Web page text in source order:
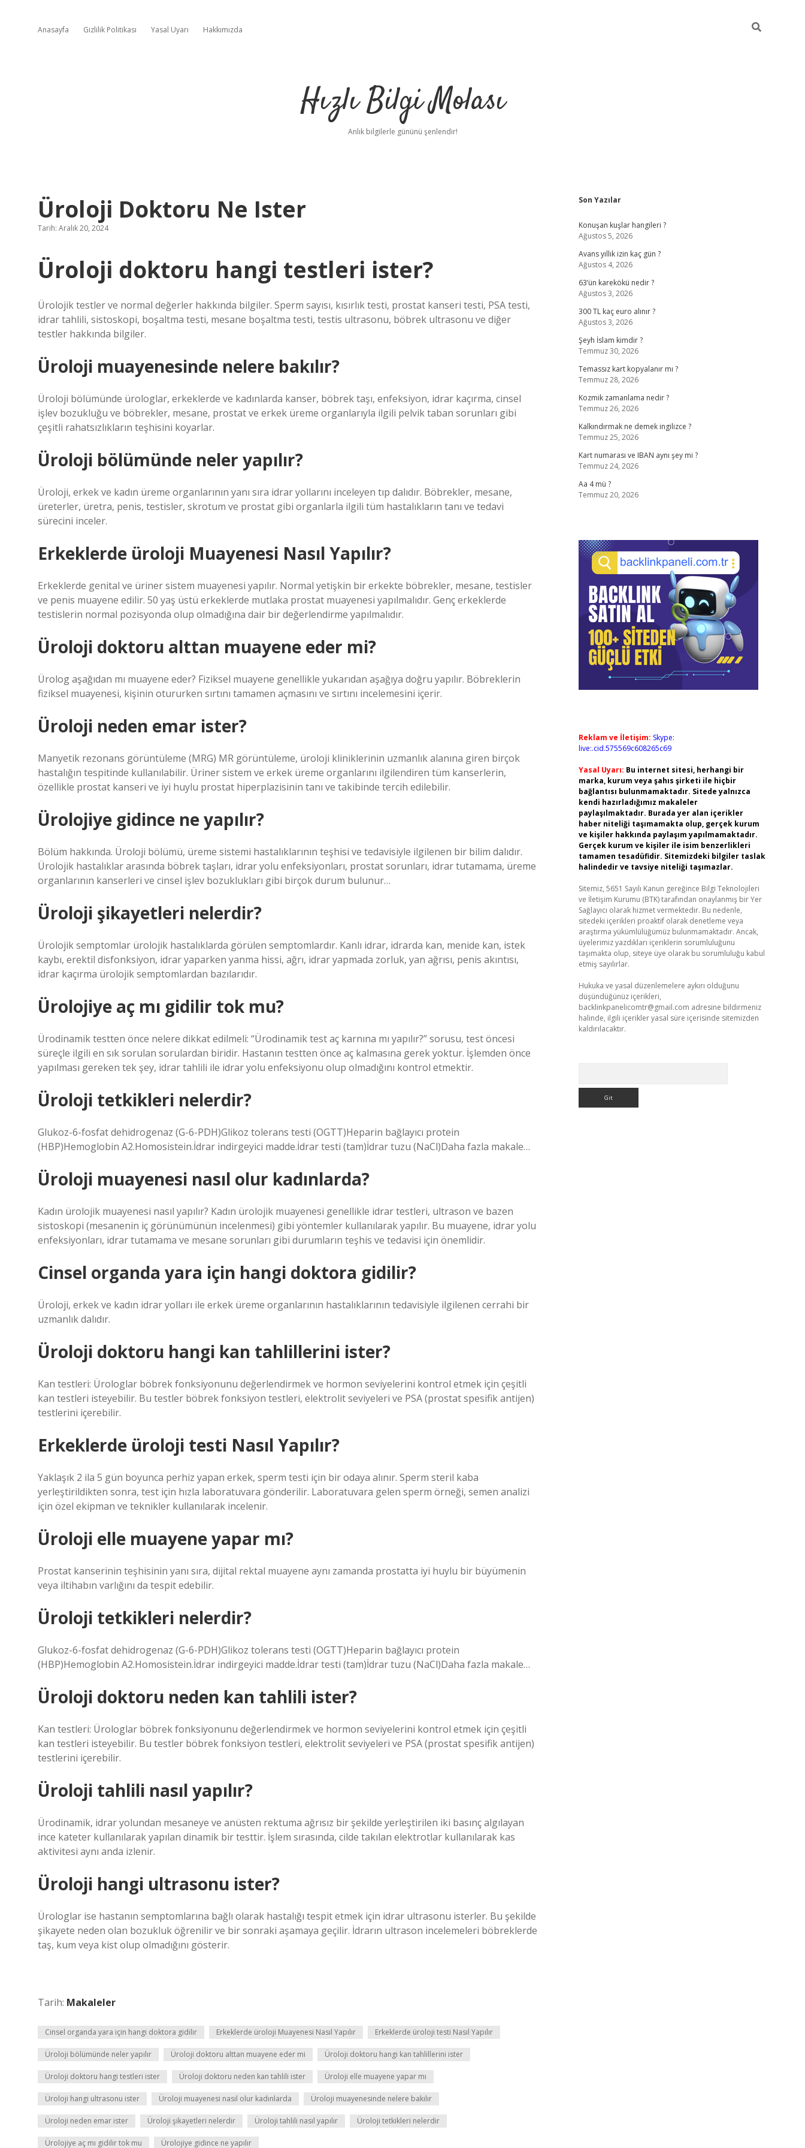
Anasayfa Gizlilik Politikası Yasal Uyarı Hakkımızda
Hızlı Bilgi Molası
Anlık bilgilerle gününü şenlendir!
Üroloji Doktoru Ne Ister
Tarih: Aralık 20, 2024
Üroloji doktoru hangi testleri ister?
Ürolojik testler ve normal değerler hakkında bilgiler. Sperm sayısı, kısırlık testi, prostat kanseri testi, PSA testi,
idrar tahlili, sistoskopi, boşaltma testi, mesane boşaltma testi, testis ultrasonu, böbrek ultrasonu ve diğer
testler hakkında bilgiler.
Üroloji muayenesinde nelere bakılır?
Üroloji bölümünde ürologlar, erkeklerde ve kadınlarda kanser, böbrek taşı, enfeksiyon, idrar kaçırma, cinsel
işlev bozukluğu ve böbrekler, mesane, prostat ve erkek üreme organlarıyla ilgili pelvik taban sorunları gibi
çeşitli rahatsızlıkların teşhisini koyarlar.
Üroloji bölümünde neler yapılır?
Üroloji, erkek ve kadın üreme organlarının yanı sıra idrar yollarını inceleyen tıp dalıdır. Böbrekler, mesane,
üreterler, üretra, penis, testisler, skrotum ve prostat gibi organlarla ilgili tüm hastalıkların tanı ve tedavi
sürecini inceler.
Erkeklerde üroloji Muayenesi Nasıl Yapılır?
Erkeklerde genital ve üriner sistem muayenesi yapılır. Normal yetişkin bir erkekte böbrekler, mesane, testisler
ve penis muayene edilir. 50 yaş üstü erkeklerde mutlaka prostat muayenesi yapılmalıdır. Genç erkeklerde
testislerin normal pozisyonda olup olmadığına dair bir değerlendirme yapılmalıdır.
Üroloji doktoru alttan muayene eder mi?
Ürolog aşağıdan mı muayene eder? Fiziksel muayene genellikle yukarıdan aşağıya doğru yapılır. Böbreklerin
fiziksel muayenesi, kişinin otururken sırtını tamamen açmasını ve sırtını incelemesini içerir.
Üroloji neden emar ister?
Manyetik rezonans görüntüleme (MRG) MR görüntüleme, üroloji kliniklerinin uzmanlık alanına giren birçok
hastalığın tespitinde kullanılabilir. Üriner sistem ve erkek üreme organlarını ilgilendiren tüm kanserlerin,
özellikle prostat kanseri ve iyi huylu prostat hiperplazisinin tanı ve takibinde tercih edilebilir.
Ürolojiye gidince ne yapılır?
Bölüm hakkında. Üroloji bölümü, üreme sistemi hastalıklarının teşhisi ve tedavisiyle ilgilenen bir bilim dalıdır.
Ürolojik hastalıklar arasında böbrek taşları, idrar yolu enfeksiyonları, prostat sorunları, idrar tutamama, üreme
organlarının kanserleri ve cinsel işlev bozuklukları gibi birçok durum bulunur…
Üroloji şikayetleri nelerdir?
Ürolojik semptomlar ürolojik hastalıklarda görülen semptomlardır. Kanlı idrar, idrarda kan, menide kan, istek
kaybı, erektil disfonksiyon, idrar yaparken yanma hissi, ağrı, idrar yapmada zorluk, yan ağrısı, penis akıntısı,
idrar kaçırma ürolojik semptomlardan bazılarıdır.
Ürolojiye aç mı gidilir tok mu?
Ürodinamik testten önce nelere dikkat edilmeli: “Ürodinamik test aç karnına mı yapılır?” sorusu, test öncesi
süreçle ilgili en sık sorulan sorulardan biridir. Hastanın testten önce aç kalmasına gerek yoktur. İşlemden önce
yapılması gereken tek şey, idrar tahlili ile idrar yolu enfeksiyonu olup olmadığını kontrol etmektir.
Üroloji tetkikleri nelerdir?
Glukoz-6-fosfat dehidrogenaz (G-6-PDH)Glikoz tolerans testi (OGTT)Heparin bağlayıcı protein
(HBP)Hemoglobin A2.Homosistein.İdrar indirgeyici madde.İdrar testi (tam)İdrar tuzu (NaCl)Daha fazla makale…
Üroloji muayenesi nasıl olur kadınlarda?
Kadın ürolojik muayenesi nasıl yapılır? Kadın ürolojik muayenesi genellikle idrar testleri, ultrason ve bazen
sistoskopi (mesanenin iç görünümünün incelenmesi) gibi yöntemler kullanılarak yapılır. Bu muayene, idrar yolu
enfeksiyonları, idrar tutamama ve mesane sorunları gibi durumların teşhis ve tedavisi için önemlidir.
Cinsel organda yara için hangi doktora gidilir?
Üroloji, erkek ve kadın idrar yolları ile erkek üreme organlarının hastalıklarının tedavisiyle ilgilenen cerrahi bir
uzmanlık dalıdır.
Üroloji doktoru hangi kan tahlillerini ister?
Kan testleri: Ürologlar böbrek fonksiyonunu değerlendirmek ve hormon seviyelerini kontrol etmek için çeşitli
kan testleri isteyebilir. Bu testler böbrek fonksiyon testleri, elektrolit seviyeleri ve PSA (prostat spesifik antijen)
testlerini içerebilir.
Erkeklerde üroloji testi Nasıl Yapılır?
Yaklaşık 2 ila 5 gün boyunca perhiz yapan erkek, sperm testi için bir odaya alınır. Sperm steril kaba
yerleştirildikten sonra, test için hızla laboratuvara gönderilir. Laboratuvara gelen sperm örneği, semen analizi
için özel ekipman ve teknikler kullanılarak incelenir.
Üroloji elle muayene yapar mı?
Prostat kanserinin teşhisinin yanı sıra, dijital rektal muayene aynı zamanda prostatta iyi huylu bir büyümenin
veya iltihabın varlığını da tespit edebilir.
Üroloji tetkikleri nelerdir?
Glukoz-6-fosfat dehidrogenaz (G-6-PDH)Glikoz tolerans testi (OGTT)Heparin bağlayıcı protein
(HBP)Hemoglobin A2.Homosistein.İdrar indirgeyici madde.İdrar testi (tam)İdrar tuzu (NaCl)Daha fazla makale…
Üroloji doktoru neden kan tahlili ister?
Kan testleri: Ürologlar böbrek fonksiyonunu değerlendirmek ve hormon seviyelerini kontrol etmek için çeşitli
kan testleri isteyebilir. Bu testler böbrek fonksiyon testleri, elektrolit seviyeleri ve PSA (prostat spesifik antijen)
testlerini içerebilir.
Üroloji tahlili nasıl yapılır?
Ürodinamik, idrar yolundan mesaneye ve anüsten rektuma ağrısız bir şekilde yerleştirilen iki basınç algılayan
ince kateter kullanılarak yapılan dinamik bir testtir. İşlem sırasında, cilde takılan elektrotlar kullanılarak kas
aktivitesi aynı anda izlenir.
Üroloji hangi ultrasonu ister?
Ürologlar ise hastanın semptomlarına bağlı olarak hastalığı tespit etmek için idrar ultrasonu isterler. Bu şekilde
şikayete neden olan bozukluk öğrenilir ve bir sonraki aşamaya geçilir. İdrarın ultrason incelemeleri böbreklerde
taş, kum veya kist olup olmadığını gösterir.
Tarih: Makaleler
Cinsel organda yara için hangi doktora gidilir Erkeklerde üroloji Muayenesi Nasıl Yapılır Erkeklerde üroloji testi Nasıl Yapılır
Üroloji bölümünde neler yapılır Üroloji doktoru alttan muayene eder mi Üroloji doktoru hangi kan tahlillerini ister
Üroloji doktoru hangi testleri ister Üroloji doktoru neden kan tahlili ister Üroloji elle muayene yapar mı
Üroloji hangi ultrasonu ister Üroloji muayenesi nasıl olur kadınlarda Üroloji muayenesinde nelere bakılır
Üroloji neden emar ister Üroloji şikayetleri nelerdir Üroloji tahlili nasıl yapılır Üroloji tetkikleri nelerdir
Ürolojiye aç mı gidilir tok mu Ürolojiye gidince ne yapılır
Sidebar
Son Yazılar
Konuşan kuşlar hangileri ?
Ağustos 5, 2026
Avans yıllık izin kaç gün ?
Ağustos 4, 2026
63’ün karekökü nedir ?
Ağustos 3, 2026
300 TL kaç euro alınır ?
Ağustos 3, 2026
Şeyh İslam kimdir ?
Temmuz 30, 2026
Temassız kart kopyalanır mı ?
Temmuz 28, 2026
Kozmik zamanlama nedir ?
Temmuz 26, 2026
Kalkındırmak ne demek ingilizce ?
Temmuz 25, 2026
Kart numarası ve IBAN aynı şey mi ?
Temmuz 24, 2026
Aa 4 mü ?
Temmuz 20, 2026
Reklam ve İletişim: Skype:
live:.cid.575569c608265c69
Yasal Uyarı: Bu internet sitesi, herhangi bir
marka, kurum veya şahıs şirketi ile hiçbir
bağlantısı bulunmamaktadır. Sitede yalnızca
kendi hazırladığımız makaleler
paylaşılmaktadır. Burada yer alan içerikler
haber niteliği taşımamakta olup, gerçek kurum
ve kişiler hakkında paylaşım yapılmamaktadır.
Gerçek kurum ve kişiler ile isim benzerlikleri
tamamen tesadüfidir. Sitemizdeki bilgiler taslak
halindedir ve tavsiye niteliği taşımazlar.
Sitemiz, 5651 Sayılı Kanun gereğince Bilgi Teknolojileri
ve İletişim Kurumu (BTK) tarafından onaylanmış bir Yer
Sağlayıcı olarak hizmet vermektedir. Bu nedenle,
sitedeki içerikleri proaktif olarak denetleme veya
araştırma yükümlülüğümüz bulunmamaktadır. Ancak,
üyelerimiz yazdıkları içeriklerin sorumluluğunu
taşımakta olup, siteye üye olarak bu sorumluluğu kabul
etmiş sayılırlar.
Hukuka ve yasal düzenlemelere aykırı olduğunu
düşündüğünüz içerikleri,
backlinkpanelicomtr@gmail.com adresine bildirmeniz
halinde, ilgili içerikler yasal süre içerisinde sitemizden
kaldırılacaktır.